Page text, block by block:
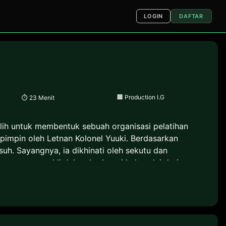
LOGIN DAFTAR
⏱ 23 Menit 🏢 Production I.G
untuk membentuk sebuah organisasi pelatihan
oleh Letnan Kolonel Yuuki. Berdasarkan
Sayangnya, ia dikhinati oleh sekutu dan
yang ahli dalam berbagai hal, mulai dari